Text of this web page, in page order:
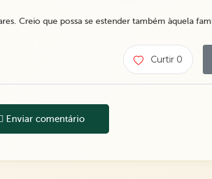
Creio que possa se estender também àquela
Curtir 0
Enviar comentário